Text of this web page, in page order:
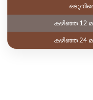
കഴിഞ്ഞ 12
കഴിഞ്ഞ 24